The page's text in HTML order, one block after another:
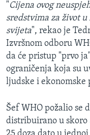
"Cijena ovog
sredstvima za život
svijeta", rekao je
Izvršnom odboru
da će pristup "prvo
ograničenja koja su
ljudske i ekonomske
Šef WHO požalio se
distribuirano u skoro